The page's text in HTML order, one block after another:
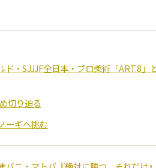
・SJJJF全日本・プロ柔術「ART.8」
切り迫る
ーギへ挑む